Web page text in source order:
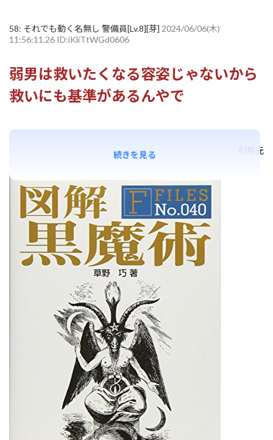
58: それでも動く名無し 警備員[Lv.8][芽] 2024/06/06(木)
11:56:11.26 ID:iKliTtWGd0606
弱男は救いたくなる容姿じゃないから
救いにも基準があるんやで
引用元
続きを見る